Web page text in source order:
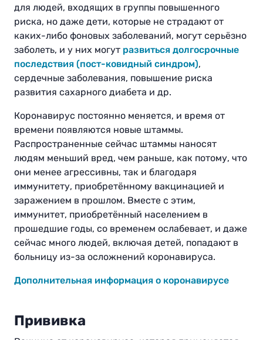
для людей, входящих в группы повышенного
риска, но даже дети, которые не страдают от
каких-либо фоновых заболеваний, могут серьёзно
заболеть, и у них могут развиться долгосрочные
последствия (пост-ковидный синдром),
сердечные заболевания, повышение риска
развития сахарного диабета и др.
Коронавирус постоянно меняется, и время от
времени появляются новые штаммы.
Распространенные сейчас штаммы наносят
людям меньший вред, чем раньше, как потому, что
они менее агрессивны, так и благодаря
иммунитету, приобретённому вакцинацией и
заражением в прошлом. Вместе с этим,
иммунитет, приобретённый населением в
прошедшие годы, со временем ослабевает, и даже
сейчас много людей, включая детей, попадают в
больницу из-за осложнений коронавируса.
Дополнительная информация о коронавирусе
Прививка